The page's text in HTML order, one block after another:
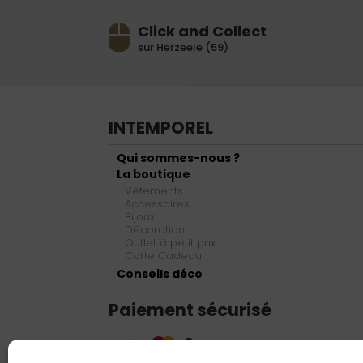
Click and Collect
sur Herzeele (59)
INTEMPOREL
Qui sommes-nous ?
La boutique
Vêtements
Accessoires
Bijoux
Décoration
Outlet à petit prix
Carte Cadeau
Conseils déco
Paiement sécurisé